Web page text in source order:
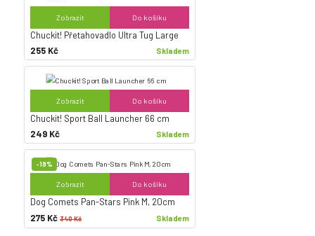
Zobrazit Do košíku
Chuckit! Přetahovadlo Ultra Tug Large
255 Kč
Skladem
Zobrazit Do košíku
Chuckit! Sport Ball Launcher 66 cm
249 Kč
Skladem
-19%
Zobrazit Do košíku
Dog Comets Pan-Stars Pink M, 20cm
275 Kč 340 Kč Skladem